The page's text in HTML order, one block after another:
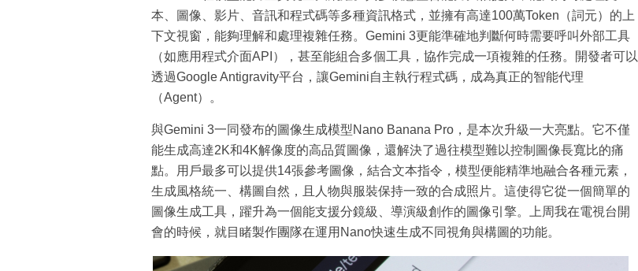
本、圖像、影片、音訊和程式碼等多種資訊格式，並擁有高達100萬Token（詞元）的上
下文視窗，能夠理解和處理複雜任務。Gemini 3更能準確地判斷何時需要呼叫外部工具
（如應用程式介面API），甚至能組合多個工具，協作完成一項複雜的任務。開發者可以
透過Google Antigravity平台，讓Gemini自主執行程式碼，成為真正的智能代理
（Agent）。
與Gemini 3一同發布的圖像生成模型Nano Banana Pro，是本次升級一大亮點。它不僅
能生成高達2K和4K解像度的高品質圖像，還解決了過往模型難以控制圖像長寬比的痛
點。用戶最多可以提供14張參考圖像，結合文本指令，模型便能精準地融合各種元素，
生成風格統一、構圖自然，且人物與服裝保持一致的合成照片。這使得它從一個簡單的
圖像生成工具，躍升為一個能支援分鏡級、導演級創作的圖像引擎。上周我在電視台開
會的時候，就目睹製作團隊在運用Nano快速生成不同視角與構圖的功能。